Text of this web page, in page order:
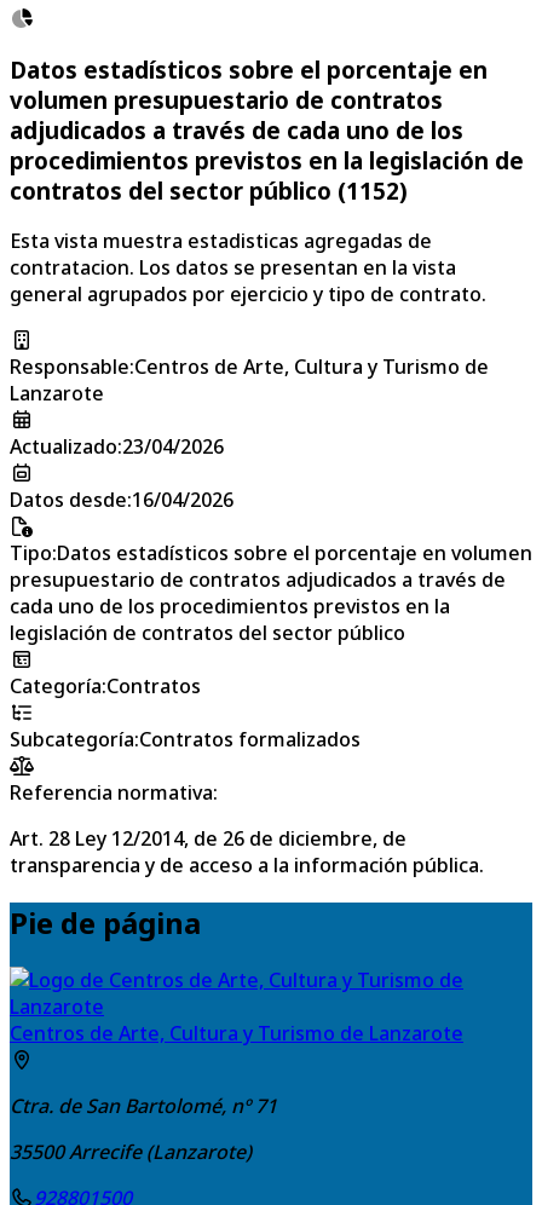
Datos estadísticos sobre el porcentaje en
volumen presupuestario de contratos
adjudicados a través de cada uno de los
procedimientos previstos en la legislación de
contratos del sector público (1152)
Esta vista muestra estadisticas agregadas de
contratacion. Los datos se presentan en la vista
general agrupados por ejercicio y tipo de contrato.
Responsable:Centros de Arte, Cultura y Turismo de
Lanzarote
Actualizado:23/04/2026
Datos desde:16/04/2026
Tipo:Datos estadísticos sobre el porcentaje en volumen
presupuestario de contratos adjudicados a través de
cada uno de los procedimientos previstos en la
legislación de contratos del sector público
Categoría:Contratos
Subcategoría:Contratos formalizados
Referencia normativa:
Art. 28 Ley 12/2014, de 26 de diciembre, de
transparencia y de acceso a la información pública.
Pie de página
Centros de Arte, Cultura y Turismo de Lanzarote
Ctra. de San Bartolomé, nº 71
35500Arrecife (Lanzarote)
928801500